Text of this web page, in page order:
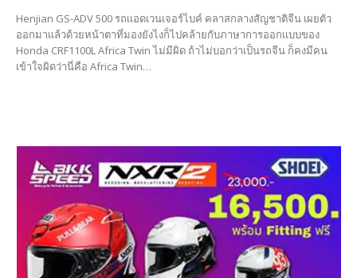
Henjian GS-ADV 500 รถเเอดเวนเจอร์ไบค์ คลาสกลางสัญชาติจีน เผยตัว
ออกมาเเล้วด้วยหน้าตาที่มองยังไงก็ไปคล้ายกับภาษาการออกเเบบของ
Honda CRF1100L Africa Twin ไม่มีผิด ถ้าไม่บอกว่าเป็นรถจีน ก็คงมีคน
เข้าใจผิดว่านี่คือ Africa Twin…